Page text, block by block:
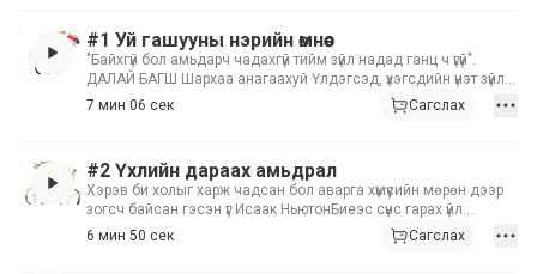
#1 Уй гашууны нэрийн өмнөөс
"Байхгүй бол амьдарч чадахгүй тийм зүйл надад ганц ч үгүй".
ДАЛАЙ БАГШ Шархаа анагаахуй Үлдэгсэд, үхэгсдийн үнэт зүйлс
Үүрдийн ба зуурдын хагацал Сүйрлийн дараах шинэ ертөнц
7 мин 06 сек Сагслах
#2 Үхлийн дараах амьдрал
Хэрэв би холыг харж чадсан бол аварга хүмүүсийн мөрөн дээр
зогсч байсан гэсэн үг.Исаак НьютонБиеэс сүнс гарах үйл
явцДараагийн төрөл, түүнийгээ авах үе шатуудҮйлийн үр ба
биелсэн шуналБусдаас тусламж авах чадварУй гашуугаар ил
6 мин 50 сек Сагслах